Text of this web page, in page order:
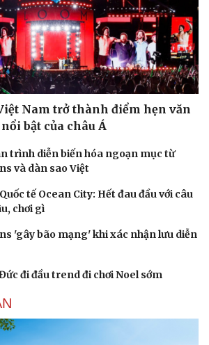
Nam trở thành điểm hẹn văn
bật của châu Á
trình diễn biến hóa ngoạn mục từ
và dàn sao Việt
tế Ocean City: Hết đau đầu với câu
chơi gì
'gây bão mạng' khi xác nhận lưu diễn
đi đầu trend đi chơi Noel sớm